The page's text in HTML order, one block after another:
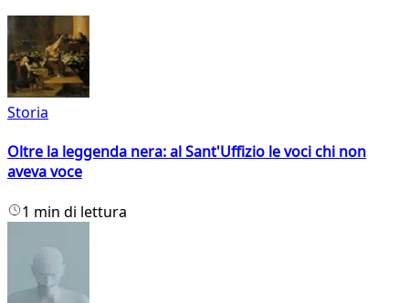
Storia
Oltre la leggenda nera: al Sant'Uffizio le voci chi non
aveva voce
1 min di lettura